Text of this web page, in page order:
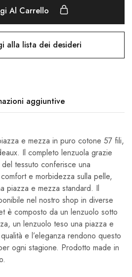
Al Carrello
alla lista dei desideri
aggiuntive
e mezza in puro cotone 57 fili,
Il completo lenzuola grazie
tessuto conferisce una
e morbidezza sulla pelle,
piazza e mezza standard. Il
nel nostro shop in diverse
è composto da un lenzuolo sotto
un lenzuolo teso una piazza e
e l’eleganza rendono questo
ogni stagione. Prodotto made in